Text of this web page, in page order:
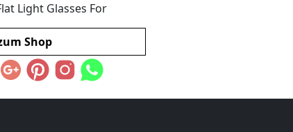
Light Glasses For
Shop